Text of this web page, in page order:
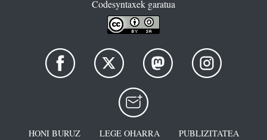
Codesyntaxek garatua
HONI BURUZ LEGE OHARRA
PUBLIZITATEA